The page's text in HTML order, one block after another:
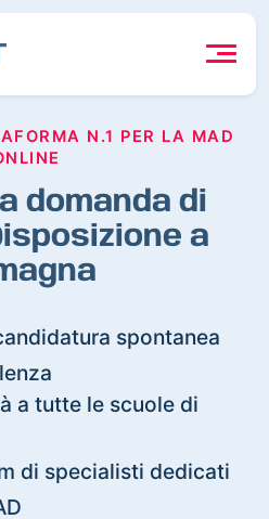
N.1 PER LA MAD
domanda di
a
spontanea
a tutte le scuole di
di specialisti dedicati